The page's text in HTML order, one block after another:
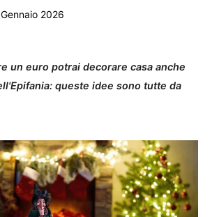
2026
un euro potrai decorare casa anche
queste idee sono tutte da